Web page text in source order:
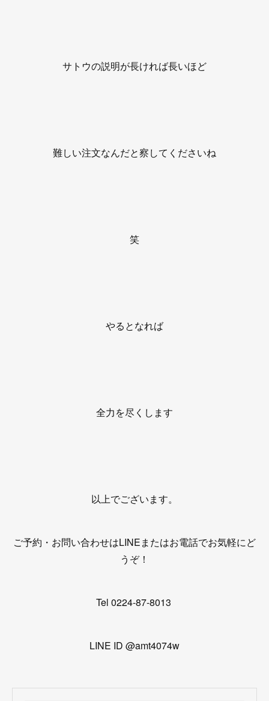
サトウの説明が長ければ長いほど
難しい注文なんだと察してくださいね
笑
やるとなれば
全力を尽くします
以上でございます。
ご予約・お問い合わせはLINEまたはお電話でお気軽にど
うぞ！
Tel 0224-87-8013
LINE ID @amt4074w